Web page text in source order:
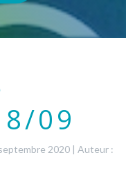
09
2020 | Auteur :